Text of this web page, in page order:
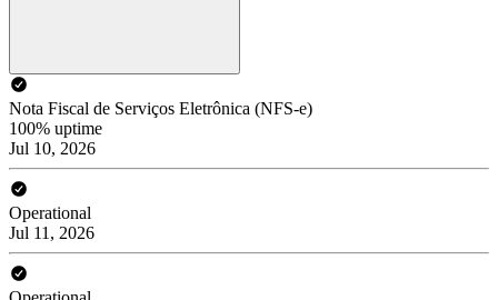
Nota Fiscal de Serviços Eletrônica (NFS-e)
100% uptime
Jul 10, 2026
Operational
Jul 11, 2026